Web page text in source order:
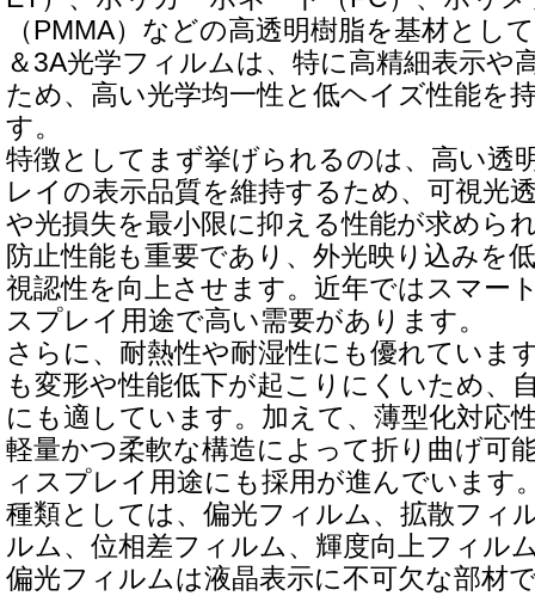
（PMMA）などの高透明樹脂を基材とし
＆3A光学フィルムは、特に高精細表示や
ため、高い光学均一性と低ヘイズ性能を
す。
特徴としてまず挙げられるのは、高い透
レイの表示品質を維持するため、可視光
や光損失を最小限に抑える性能が求めら
防止性能も重要であり、外光映り込みを
視認性を向上させます。近年ではスマー
スプレイ用途で高い需要があります。
さらに、耐熱性や耐湿性にも優れていま
も変形や性能低下が起こりにくいため、
にも適しています。加えて、薄型化対応
軽量かつ柔軟な構造によって折り曲げ可
ィスプレイ用途にも採用が進んでいます
種類としては、偏光フィルム、拡散フィ
ルム、位相差フィルム、輝度向上フィル
偏光フィルムは液晶表示に不可欠な部材